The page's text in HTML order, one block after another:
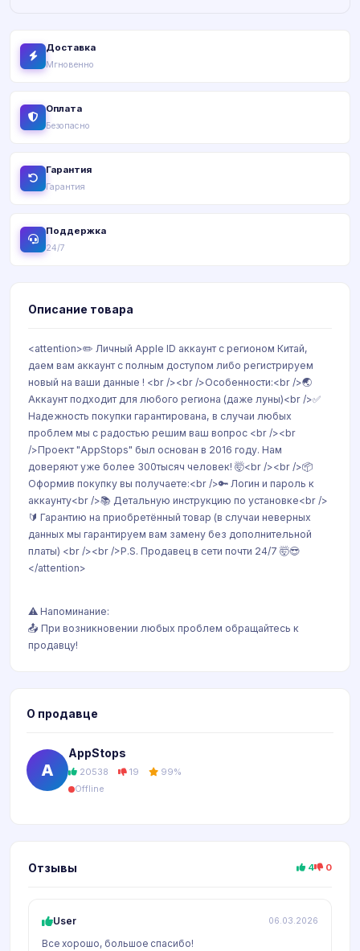
Доставка
Мгновенно
Оплата
Безопасно
Гарантия
Гарантия
Поддержка
24/7
Описание товара
<attention>✏️ Личный Apple ID аккаунт с регионом Китай,
даем вам аккаунт с полным доступом либо регистрируем
новый на ваши данные ! <br /><br />Особенности:<br />🌏
Аккаунт подходит для любого региона (даже луны)<br />✅
Надежность покупки гарантирована, в случаи любых
проблем мы с радостью решим ваш вопрос <br /><br
/>Проект "AppStops" был основан в 2016 году. Нам
доверяют уже более 300тысяч человек! 🤯<br /><br />📦
Оформив покупку вы получаете:<br />🔑 Логин и пароль к
аккаунту<br />📚 Детальную инструкцию по установке<br />
🔰 Гарантию на приобретённый товар (в случаи неверных
данных мы гарантируем вам замену без дополнительной
платы) <br /><br />P.S. Продавец в сети почти 24/7 🤯😎
</attention>
⚠️ Напоминание:
📤 При возникновении любых проблем обращайтесь к
продавцу!
О продавце
A
AppStops
20538 19 99%
Offline
Отзывы 4 0
User 06.03.2026
Все хорошо, большое спасибо!